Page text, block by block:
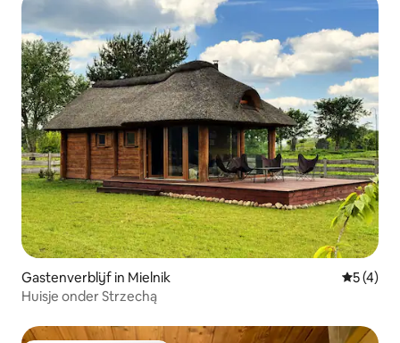
Gastenverblijf in Mielnik
5 (4)
Huisje onder Strzechą